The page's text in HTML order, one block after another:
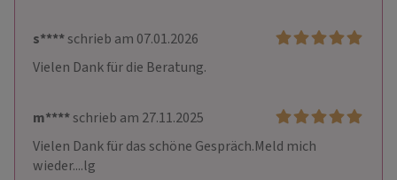
s****schrieb am 07.01.2026
Vielen Dank für die Beratung.
m****schrieb am 27.11.2025
Vielen Dank für das schöne Gespräch.Meld mich
wieder....lg